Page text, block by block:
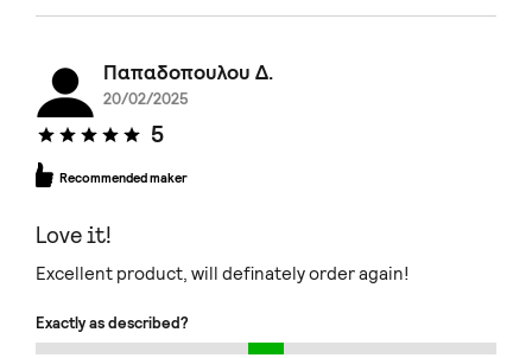
Παπαδοπουλου Δ.
20/02/2025
5
Recommended maker
Love it!
Excellent product, will definately order again!
Exactly as described?